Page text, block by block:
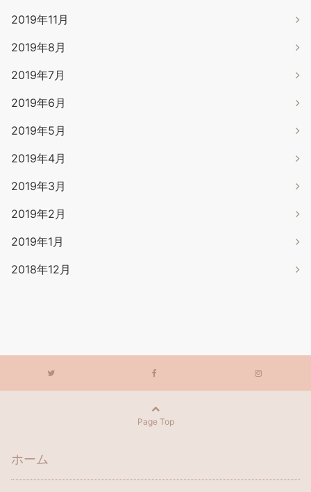
2019年11月
2019年8月
2019年7月
2019年6月
2019年5月
2019年4月
2019年3月
2019年2月
2019年1月
2018年12月
Page Top
ホーム